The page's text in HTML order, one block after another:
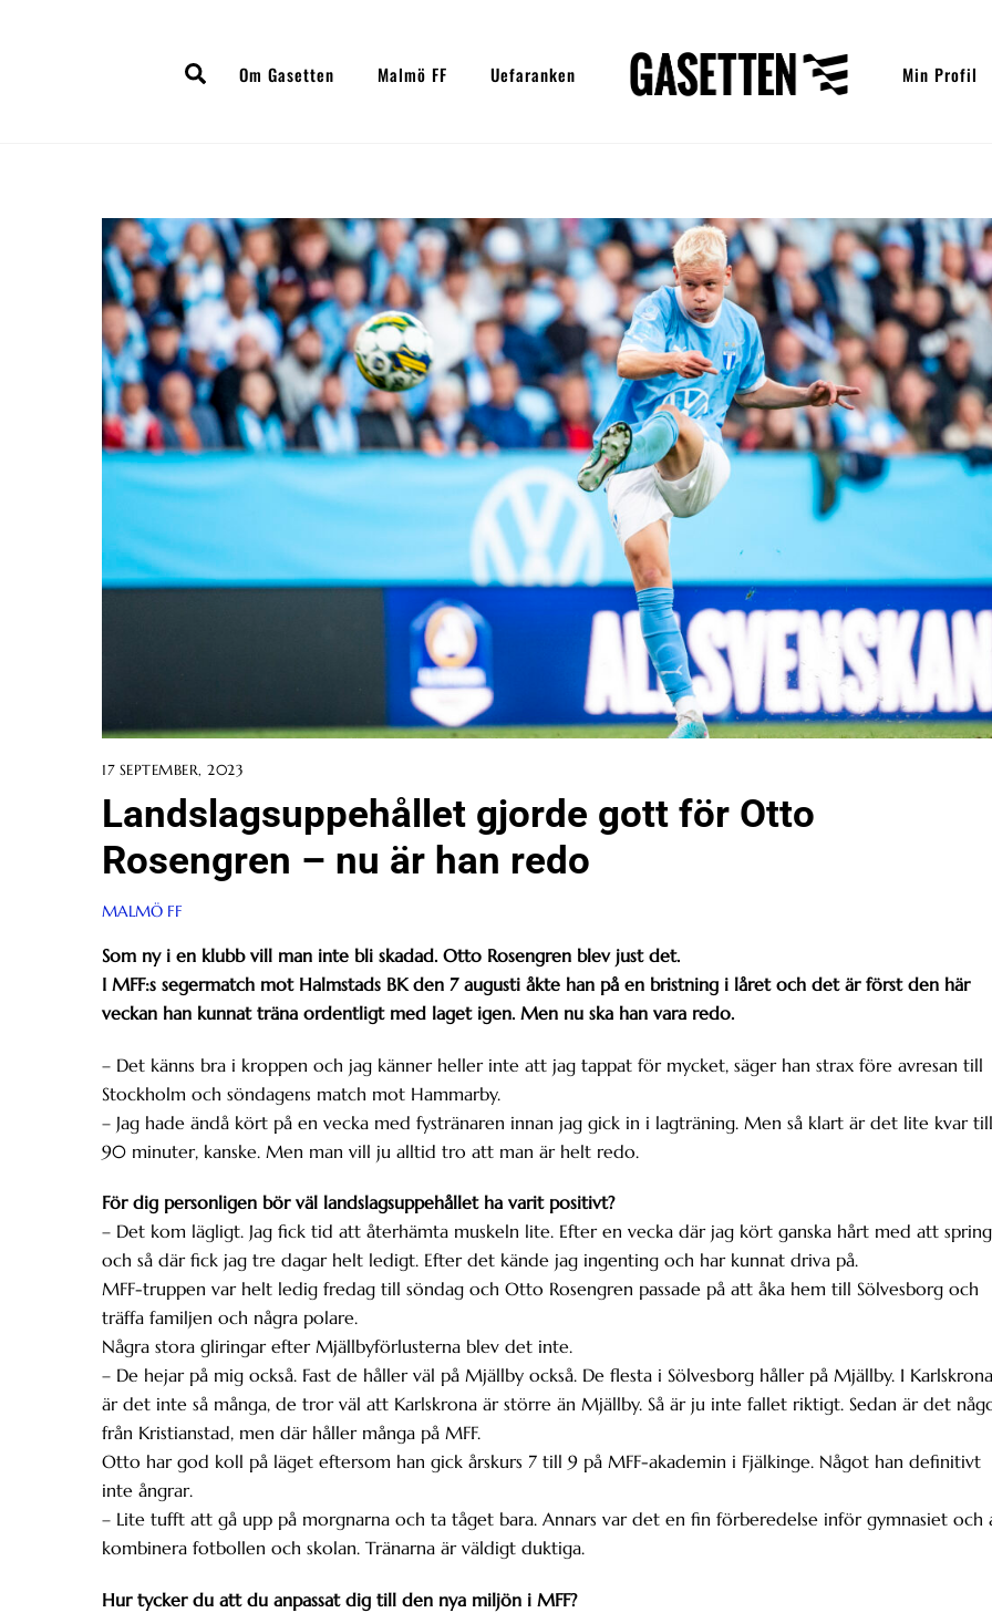
SearchOm Gasetten Malmö FF Uefaranken Min Profil
17 SEPTEMBER, 2023
Landslagsuppehållet gjorde gott för Otto
Rosengren – nu är han redo
MALMÖ FF
Som ny i en klubb vill man inte bli skadad. Otto Rosengren blev just det.
I MFF:s segermatch mot Halmstads BK den 7 augusti åkte han på en bristning i låret och det är först den här
veckan han kunnat träna ordentligt med laget igen. Men nu ska han vara redo.
– Det känns bra i kroppen och jag känner heller inte att jag tappat för mycket, säger han strax före avresan till
Stockholm och söndagens match mot Hammarby.
– Jag hade ändå kört på en vecka med fystränaren innan jag gick in i lagträning. Men så klart är det lite kvar till
90 minuter, kanske. Men man vill ju alltid tro att man är helt redo.
För dig personligen bör väl landslagsuppehållet ha varit positivt?
– Det kom lägligt. Jag fick tid att återhämta muskeln lite. Efter en vecka där jag kört ganska hårt med att
och så där fick jag tre dagar helt ledigt. Efter det kände jag ingenting och har kunnat driva på.
MFF-truppen var helt ledig fredag till söndag och Otto Rosengren passade på att åka hem till Sölvesborg och
träffa familjen och några polare.
Några stora gliringar efter Mjällbyförlusterna blev det inte.
– De hejar på mig också. Fast de håller väl på Mjällby också. De flesta i Sölvesborg håller på Mjällby. I Karlskrona
är det inte så många, de tror väl att Karlskrona är större än Mjällby. Så är ju inte fallet riktigt. Sedan är det
från Kristianstad, men där håller många på MFF.
Otto har god koll på läget eftersom han gick årskurs 7 till 9 på MFF-akademin i Fjälkinge. Något han definitivt
inte ångrar.
– Lite tufft att gå upp på morgnarna och ta tåget bara. Annars var det en fin förberedelse inför gymnasiet och
kombinera fotbollen och skolan. Tränarna är väldigt duktiga.
Hur tycker du att du anpassat dig till den nya miljön i MFF?